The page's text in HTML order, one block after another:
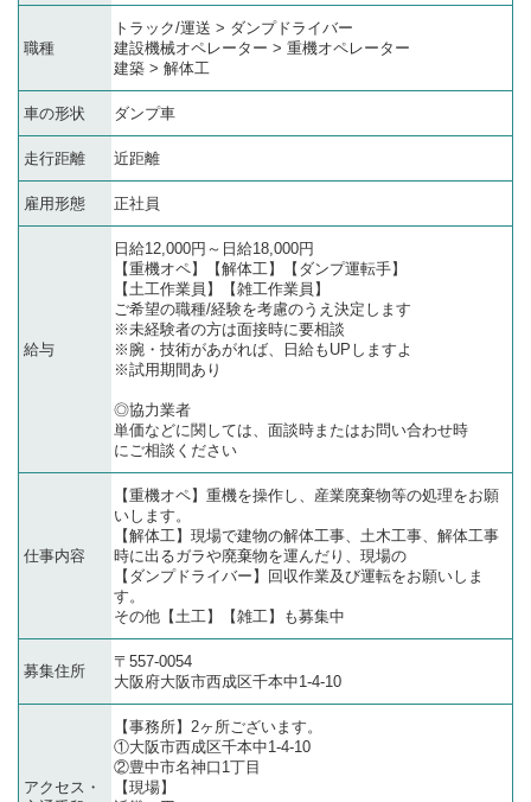
職種
トラック/運送 > ダンプドライバー
建設機械オペレーター > 重機オペレーター
建築 > 解体工
車の形状 ダンプ車
走行距離 近距離
雇用形態 正社員
給与
日給12,000円～日給18,000円
【重機オペ】【解体工】【ダンプ運転手】
【土工作業員】【雑工作業員】
ご希望の職種/経験を考慮のうえ決定します
※未経験者の方は面接時に要相談
※腕・技術があがれば、日給もUPしますよ
※試用期間あり
◎協力業者
単価などに関しては、面談時またはお問い合わせ時
にご相談ください
仕事内容
【重機オペ】重機を操作し、産業廃棄物等の処理をお願
いします。
【解体工】現場で建物の解体工事、土木工事、解体工事
時に出るガラや廃棄物を運んだり、現場の
【ダンプドライバー】回収作業及び運転をお願いしま
す。
その他【土工】【雑工】も募集中
募集住所
〒557-0054
大阪府大阪市西成区千本中1-4-10
アクセス・
【事務所】2ヶ所ございます。
①大阪市西成区千本中1-4-10
②豊中市名神口1丁目
【現場】